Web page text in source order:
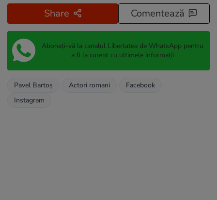
Share Comentează
Abonați-vă la canalul Libertatea de WhatsApp pentru
a fi la curent cu ultimele informații
Pavel Bartoș Actori romani
Facebook
Instagram